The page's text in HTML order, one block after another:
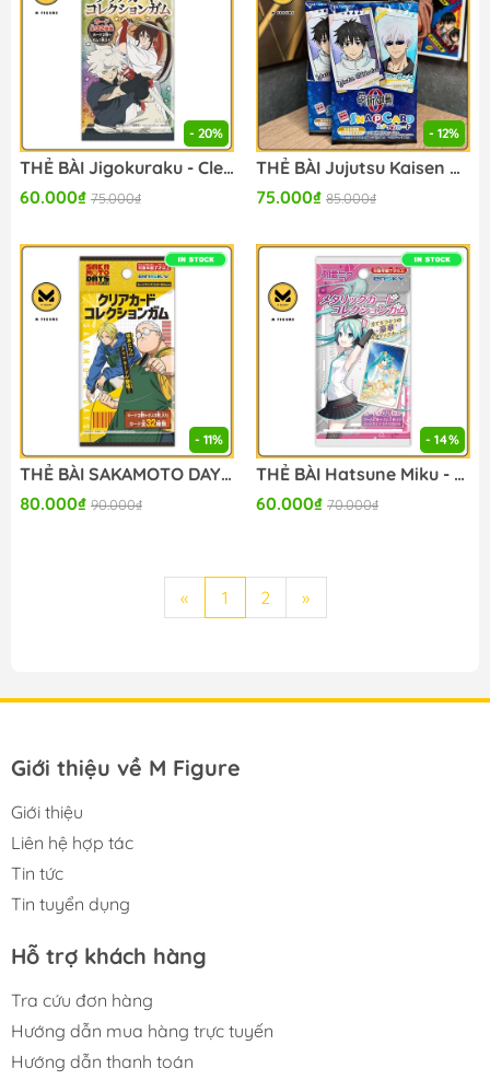
- 20%
THẺ BÀI Jigokuraku - Clear Cards Collection With Gum (EnsKy) PACK CARD CHÍNH HÃNG
60.000₫ 75.000₫
- 12%
THẺ BÀI Jujutsu Kaisen 0 the Movie - Snap Card (Ensky) PACK CARD CHÍNH HÃNG
75.000₫ 85.000₫
- 11%
THẺ BÀI SAKAMOTO DAYS - Clear Card Collection Gum (Ensky) PACK CARD CHÍNH HÃNG
80.000₫ 90.000₫
- 14%
THẺ BÀI Hatsune Miku - Metallic Card Collection Gum (Ensky) PACK CARD CHÍNH HÃNG
60.000₫ 70.000₫
« 1 2 »
Giới thiệu về M Figure
Giới thiệu
Liên hệ hợp tác
Tin tức
Tin tuyển dụng
Hỗ trợ khách hàng
Tra cứu đơn hàng
Hướng dẫn mua hàng trực tuyến
Hướng dẫn thanh toán